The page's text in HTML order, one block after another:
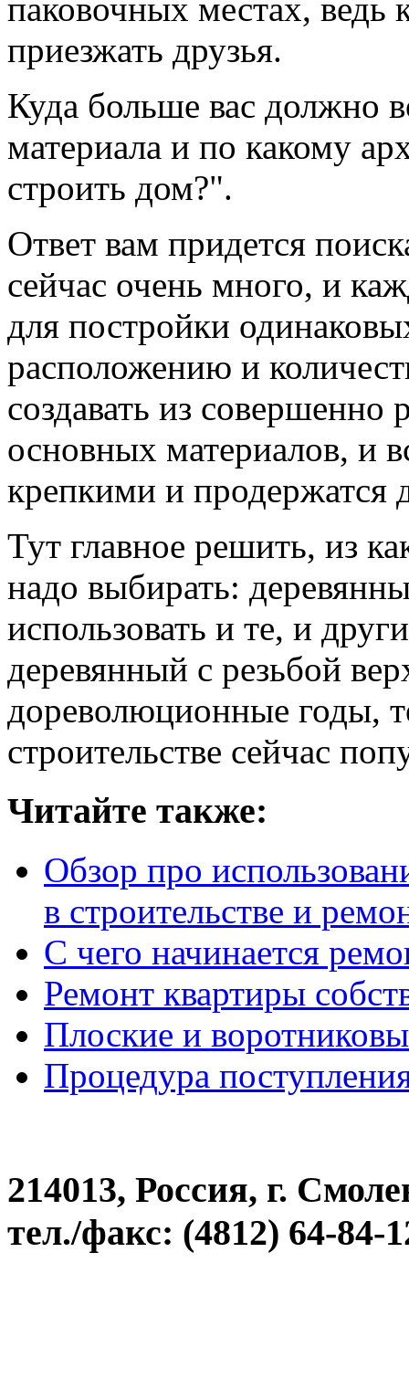
паковочных местах, ведь
приезжать друзья.
Куда больше вас должно
материала и по какому
строить дом?".
Ответ вам придется
сейчас очень много, и
для постройки
расположению и
создавать из
основных материалов, и
крепкими и продержатся
Тут главное решить, из
надо выбирать:
использовать и те, и
деревянный с резьбой
дореволюционные годы,
строительстве сейчас
Читайте также:
Обзор про
в строительстве и
С чего начинается
Ремонт квартиры
Плоские и
Процедура
214013, Россия, г.
тел./факс: (4812) 64-84-